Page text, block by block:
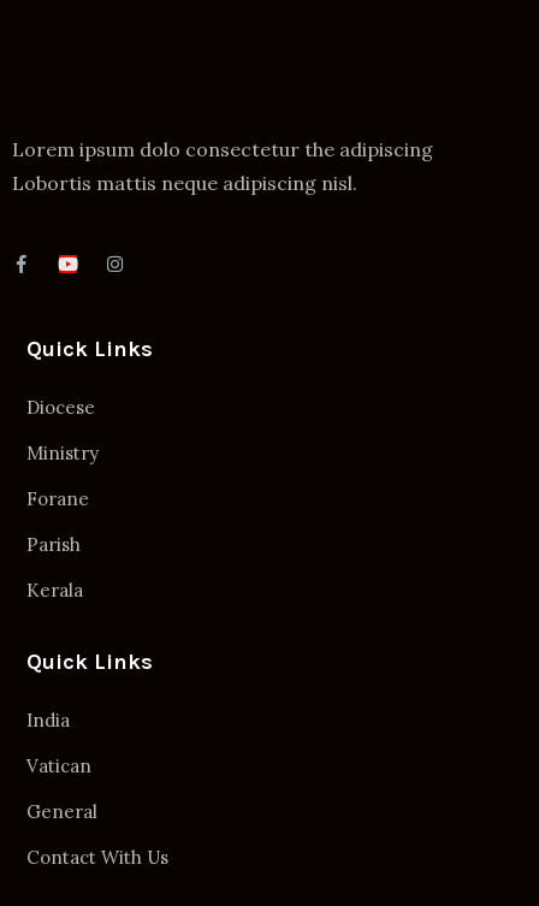
Lorem ipsum dolo consectetur the adipiscing
Lobortis mattis neque adipiscing nisl.
Quick Links
Diocese
Ministry
Forane
Parish
Kerala
Quick Links
India
Vatican
General
Contact With Us